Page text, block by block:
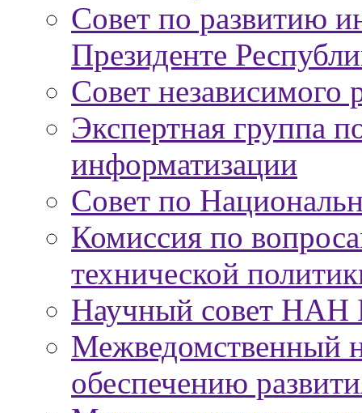
Совет по развитию
Президенте
Совет независимого
Экспертная группа
информатизации
Совет по
Комиссия по
технической
Научный совет НАН
Межведомственный
обеспечению